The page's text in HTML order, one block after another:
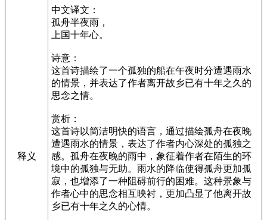
释义
中文译文：
孤舟半夜雨，
上国十年心。
诗意：
这首诗描绘了一个孤独的船在午夜时分遭遇雨水
的情景，并表达了作者离开故乡已有十年之久的
思念之情。
赏析：
这首诗以简洁明快的语言，通过描绘孤舟在夜晚
遭遇雨水的情景，表达了作者内心深处的孤独之
感。孤舟在夜晚的雨中，象征着作者在陌生的环
境中的孤独与无助。雨水的降临使得孤舟更加孤
寂，也增添了一种阻碍前行的困难。这种景象与
作者心中的思念相互映衬，更加凸显了他离开故
乡已有十年之久的心情。